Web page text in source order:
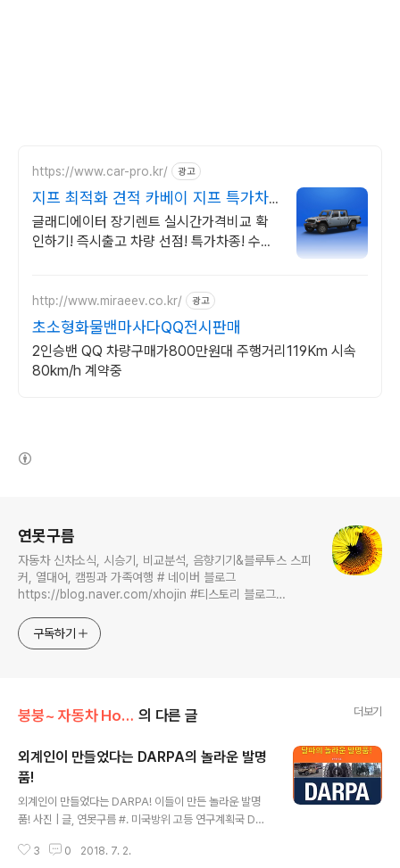
https://www.car-pro.kr/ 광고
지프 최적화 견적 카베이 지프 특가차
량 무료견적
글래디에이터 장기렌트 실시간가격비교 확
인하기! 즉시출고 차량 선점! 특가차종! 수입
http://www.miraeev.co.kr/ 광고
초소형화물밴마사다QQ전시판매
2인승밴 QQ 차량구매가800만원대 주행거리119Km 시속
80km/h 계약중
연못구름
자동차 신차소식, 시승기, 비교분석, 음향기기&블루투스 스피
커, 열대어, 캠핑과 가족여행 # 네이버 블로그
https://blog.naver.com/xhojin #티스토리 블로그
https://www.youtube.com/c/연못구름 콜라보 문의는
xhojin@naver.com 으로 주시면 신속하게 답변 드리겠습니
구독하기
붕붕~ 자동차 Hot 이슈 의 다른 글 더보기
외계인이 만들었다는 DARPA의 놀라운 발명
품!
외계인이 만들었다는 DARPA! 이들이 만든 놀라운 발명
품! 사진 | 글, 연못구름 #. 미국방위 고등 연구계획국 DAR
cy)! 고도의 군사 기술력을 자랑하는 미국은 NASA를 비
3 0 2018. 7. 2.